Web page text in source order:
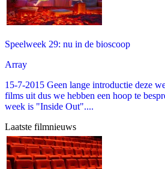
Speelweek 29: nu in de bioscoop
Array
15-7-2015 Geen lange introductie deze
films uit dus we hebben een hoop te
week is "Inside Out"....
Laatste filmnieuws